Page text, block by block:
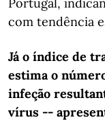
com tendência
Já o índice de
estima o
infeção
vírus --